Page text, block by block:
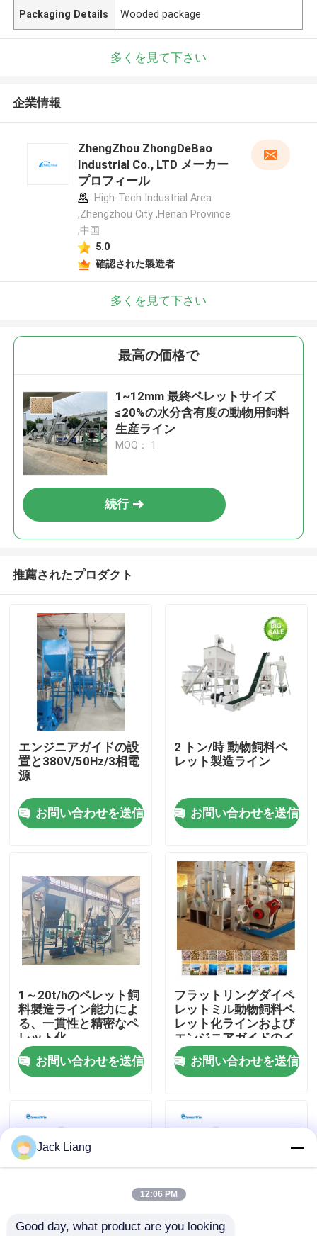
ホーム
VRショー
企業情報
会社案内
品質管理
見積依頼
木材ペレット工場
Packaging Details Wooded package
多くを見て下さい
企業情報
ZhengZhou ZhongDeBao
Industrial Co., LTD メーカー
プロフィール
High-Tech Industrial Area
,Zhengzhou City ,Henan Province
,中国
5.0
確認された製造者
多くを見て下さい
最高の価格で
1~12mm 最終ペレットサイズ
≤20%の水分含有度の動物用飼料
生産ライン
MOQ： 1
続行
推薦されたプロダクト
エンジニアガイドの設
置と380V/50Hz/3相電
源
お問い合わせを送信
2 トン/時 動物飼料ペ
レット製造ライン
お問い合わせを送信
1～20t/hのペレット飼
料製造ライン能力によ
る、一貫性と精密なペ
レット化
お問い合わせを送信
フラットリングダイペ
レットミル動物飼料ペ
レット化ラインおよび
エンジニアガイドのイ
ンストール
お問い合わせを送信
Jack Liang
12:06 PM
Good day, what product are you looking